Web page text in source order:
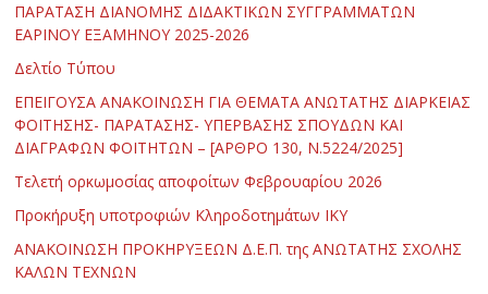
ΠΑΡΑΤΑΣΗ ΔΙΑΝΟΜΗΣ ΔΙΔΑΚΤΙΚΩΝ ΣΥΓΓΡΑΜΜΑΤΩΝ
ΕΑΡΙΝΟΥ ΕΞΑΜΗΝΟΥ 2025-2026
Δελτίο Τύπου
ΕΠΕΙΓΟΥΣΑ ΑΝΑΚΟΙΝΩΣΗ ΓΙΑ ΘΕΜΑΤΑ ΑΝΩΤΑΤΗΣ ΔΙΑΡΚΕΙΑΣ
ΦΟΙΤΗΣΗΣ- ΠΑΡΑΤΑΣΗΣ- ΥΠΕΡΒΑΣΗΣ ΣΠΟΥΔΩΝ ΚΑΙ
ΔΙΑΓΡΑΦΩΝ ΦΟΙΤΗΤΩΝ – [ΑΡΘΡΟ 130, Ν.5224/2025]
Τελετή ορκωμοσίας αποφοίτων Φεβρουαρίου 2026
Προκήρυξη υποτροφιών Κληροδοτημάτων ΙΚΥ
ΑΝΑΚΟΙΝΩΣΗ ΠΡΟΚΗΡΥΞΕΩΝ Δ.Ε.Π. της ΑΝΩΤΑΤΗΣ ΣΧΟΛΗΣ
ΚΑΛΩΝ ΤΕΧΝΩΝ